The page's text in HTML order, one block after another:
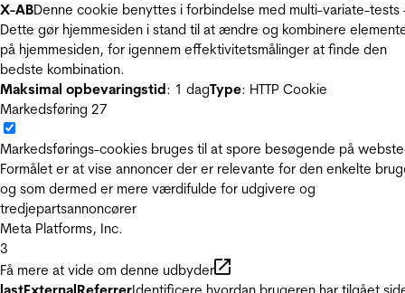
X-ABDenne cookie benyttes i forbindelse med multi-variate-tests
Dette gør hjemmesiden i stand til at ændre og kombinere
på hjemmesiden, for igennem effektivitetsmålinger at finde den
bedste kombination.
Maksimal opbevaringstid: 1 dagType: HTTP Cookie
Markedsføring 27
Markedsførings-cookies bruges til at spore besøgende på
Formålet er at vise annoncer der er relevante for den enkelte
og som dermed er mere værdifulde for udgivere og
tredjepartsannoncører
Meta Platforms, Inc.
3
Få mere at vide om denne udbyder